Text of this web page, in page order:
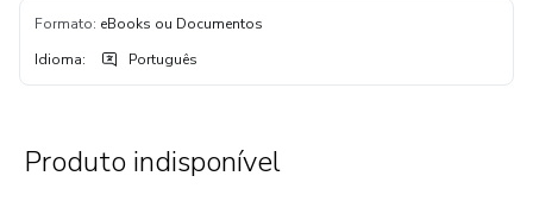
Formato: eBooks ou Documentos
Idioma: Português
Produto indisponível